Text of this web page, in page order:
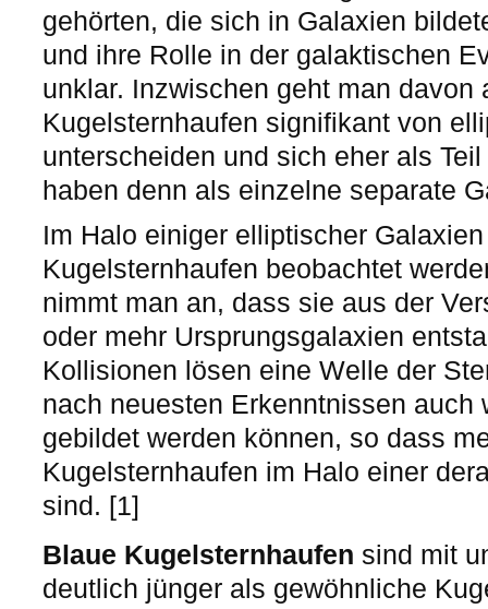
gehörten, die sich in Galaxien
und ihre Rolle in der galaktischen
unklar. Inzwischen geht man davon
Kugelsternhaufen signifikant von
unterscheiden und sich eher als
haben denn als einzelne separate
Im Halo einiger elliptischer
Kugelsternhaufen beobachtet
nimmt man an, dass sie aus der
oder mehr Ursprungsgalaxien
Kollisionen lösen eine Welle der
nach neuesten Erkenntnissen auch
gebildet werden können, so dass
Kugelsternhaufen im Halo einer
sind. [1]
Blaue Kugelsternhaufen sind mit
deutlich jünger als gewöhnliche